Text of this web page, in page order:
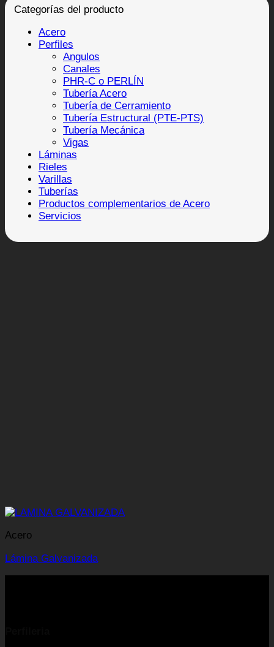
Categorías del producto
Acero
Perfiles
Angulos
Canales
PHR-C o PERLÍN
Tubería Acero
Tubería de Cerramiento
Tubería Estructural (PTE-PTS)
Tubería Mecánica
Vigas
Láminas
Rieles
Varillas
Tuberías
Productos complementarios de Acero
Servicios
Acero
Lámina Galvanizada